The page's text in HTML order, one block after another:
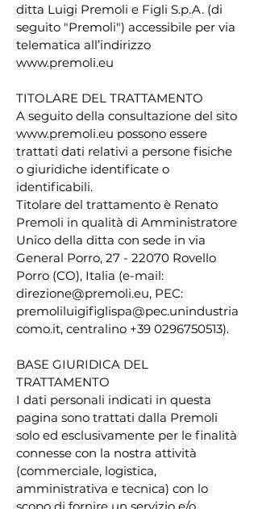
ditta Luigi Premoli e Figli S.p.A. (di
seguito "Premoli") accessibile per via
telematica all’indirizzo
www.premoli.eu
TITOLARE DEL TRATTAMENTO
A seguito della consultazione del sito
www.premoli.eu possono essere
trattati dati relativi a persone fisiche
o giuridiche identificate o
identificabili.
Titolare del trattamento è Renato
Premoli in qualità di Amministratore
Unico della ditta con sede in via
General Porro, 27 - 22070 Rovello
Porro (CO), Italia (e-mail:
direzione@premoli.eu, PEC:
premoliluigifiglispa@pec.unindustria
como.it, centralino +39 0296750513).
BASE GIURIDICA DEL
TRATTAMENTO
I dati personali indicati in questa
pagina sono trattati dalla Premoli
solo ed esclusivamente per le finalità
connesse con la nostra attività
(commerciale, logistica,
amministrativa e tecnica) con lo